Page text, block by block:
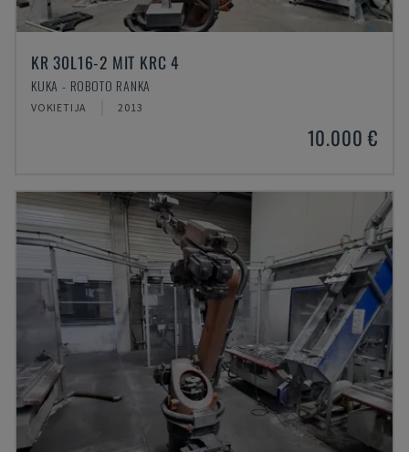
KR 30L16-2 MIT KRC 4
KUKA - ROBOTO RANKA
VOKIETIJA 2013
10.000 €